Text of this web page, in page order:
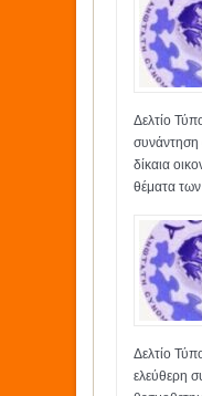
Δελτίο
συνάντηση
δίκαια
θέματα
Δελτίο
ελεύθερη